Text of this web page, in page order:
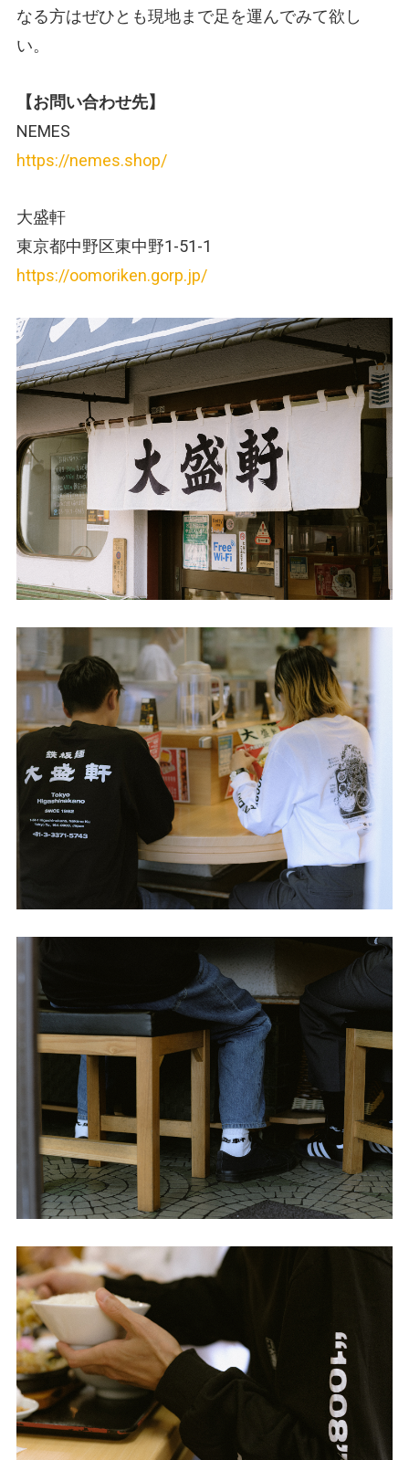
なる方はぜひとも現地まで足を運んでみて欲し
い。
【お問い合わせ先】
NEMES
https://nemes.shop/
大盛軒
東京都中野区東中野1-51-1
https://oomoriken.gorp.jp/